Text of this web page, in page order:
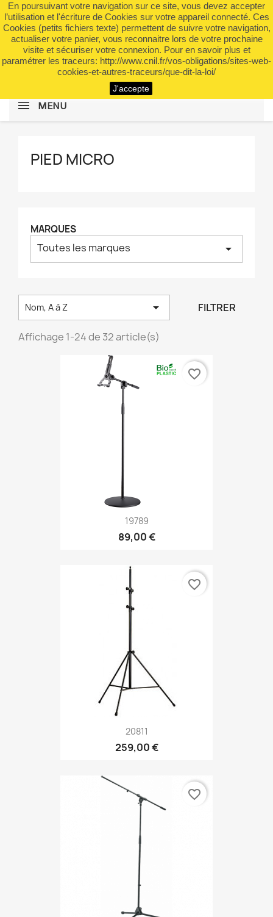
En poursuivant votre navigation sur ce site, vous devez accepter
l’utilisation et l'écriture de Cookies sur votre appareil connecté. Ces
Cookies (petits fichiers texte) permettent de suivre votre navigation,
actualiser votre panier, vous reconnaitre lors de votre prochaine
visite et sécuriser votre connexion. Pour en savoir plus et
paramétrer les traceurs: http://www.cnil.fr/vos-obligations/sites-web-
cookies-et-autres-traceurs/que-dit-la-loi/
J'accepte
 shopping_cart (0)

search
MENU
PIED MICRO
MARQUES
Toutes les marques arrow_drop_down
Nom, A à Z  FILTRER
Affichage 1-24 de 32 article(s)
19789
89,00 €
favorite_border
20811
259,00 €
favorite_border
favorite_border